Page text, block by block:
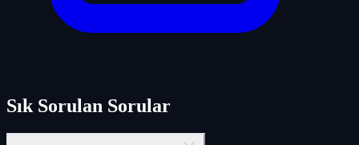
Sık Sorulan Sorular